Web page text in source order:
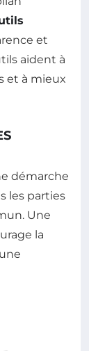
et
aident à
et à mieux
démarche
les parties
Une
la